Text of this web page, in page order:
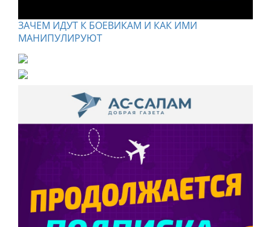
ЗАЧЕМ ИДУТ К БОЕВИКАМ И КАК ИМИ
МАНИПУЛИРУЮТ